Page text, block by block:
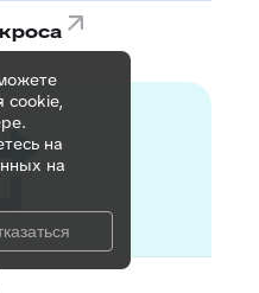
cookie,
на
на